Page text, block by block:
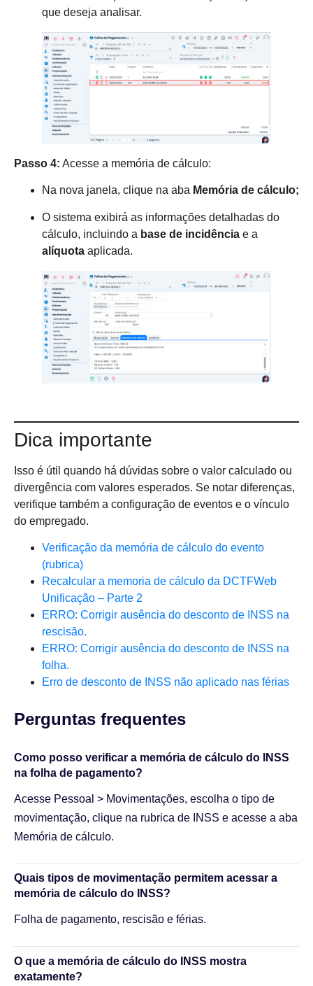
que deseja analisar.
Passo 4: Acesse a memória de cálculo:
Na nova janela, clique na aba Memória de cálculo;
O sistema exibirá as informações detalhadas do
cálculo, incluindo a base de incidência e a
alíquota aplicada.
Dica importante
Isso é útil quando há dúvidas sobre o valor calculado ou
divergência com valores esperados. Se notar diferenças,
verifique também a configuração de eventos e o vínculo
do empregado.
Verificação da memória de cálculo do evento
(rubrica)
Recalcular a memoria de cálculo da DCTFWeb
Unificação – Parte 2
ERRO: Corrigir ausência do desconto de INSS na
rescisão.
ERRO: Corrigir ausência do desconto de INSS na
folha.
Erro de desconto de INSS não aplicado nas férias
Perguntas frequentes​
Como posso verificar a memória de cálculo do INSS
na folha de pagamento?
Acesse Pessoal > Movimentações, escolha o tipo de
movimentação, clique na rubrica de INSS e acesse a aba
Memória de cálculo.
Quais tipos de movimentação permitem acessar a
memória de cálculo do INSS?
Folha de pagamento, rescisão e férias.
O que a memória de cálculo do INSS mostra
exatamente?